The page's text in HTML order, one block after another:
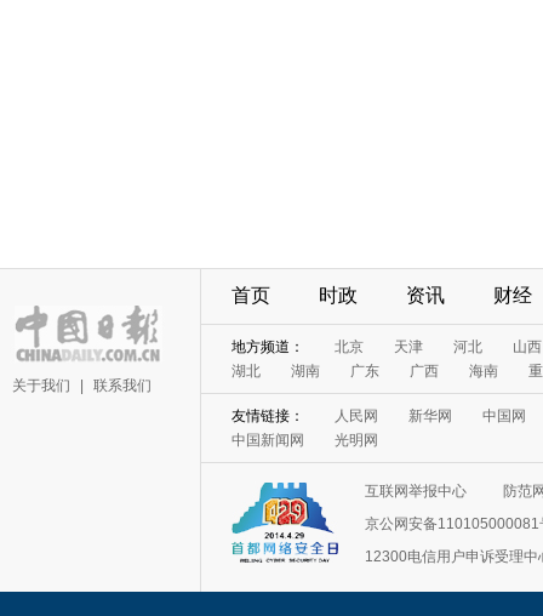
关于我们 联系我们
首页 时政 资讯 财经
地方频道： 北京 天津 河北
山西
湖北
湖南 广东 广西 海南
友情链接： 人民网 新华网
中国网
中国新闻网
光明网
互联网举报中心
防范
京公网安备110105000081
12300电信用户申诉受理中